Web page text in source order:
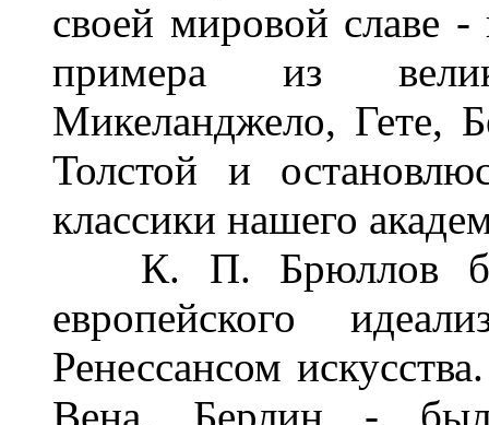
своей мировой славе
примера из
Микеланджело, Гете,
Толстой и
классики нашего
К. П. Брюллов
европейского
Ренессансом